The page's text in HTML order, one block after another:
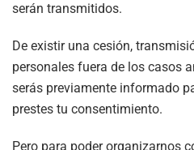
serán transmitidos.
De existir una cesión,
personales fuera de los casos
serás previamente informado
prestes tu consentimiento.
Pero para poder organizarnos